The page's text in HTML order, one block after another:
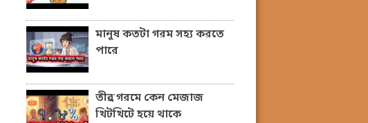
মানুষ কতটা গরম সহ্য করতে
পারে
তীব্র গরমে কেন মেজাজ
খিটখিটে হয়ে থাকে